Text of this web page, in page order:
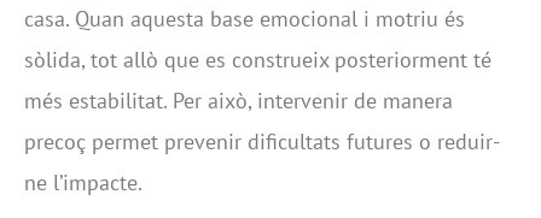
casa. Quan aquesta base emocional i motriu és
sòlida, tot allò que es construeix posteriorment té
més estabilitat. Per això, intervenir de manera
precoç permet prevenir dificultats futures o reduir-
ne l’impacte.